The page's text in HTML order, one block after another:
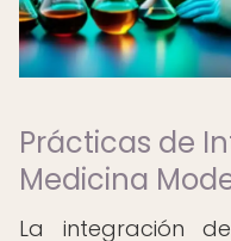
Prácticas de
Medicina
La integración